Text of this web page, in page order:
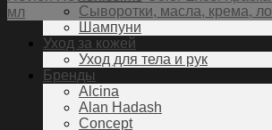
Сыворотки, масла, крема,
Шампуни
Уход за кожей
Уход для тела и рук
Бренды
Alcina
Alan Hadash
Concept
мл